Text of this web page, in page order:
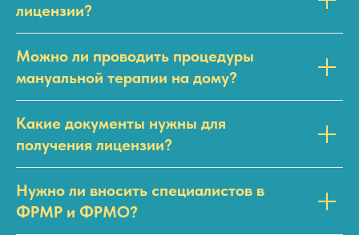
лицензии?
Можно ли проводить процедуры
мануальной терапии на дому?
Какие документы нужны для
получения лицензии?
Нужно ли вносить специалистов в
ФРМР и ФРМО?